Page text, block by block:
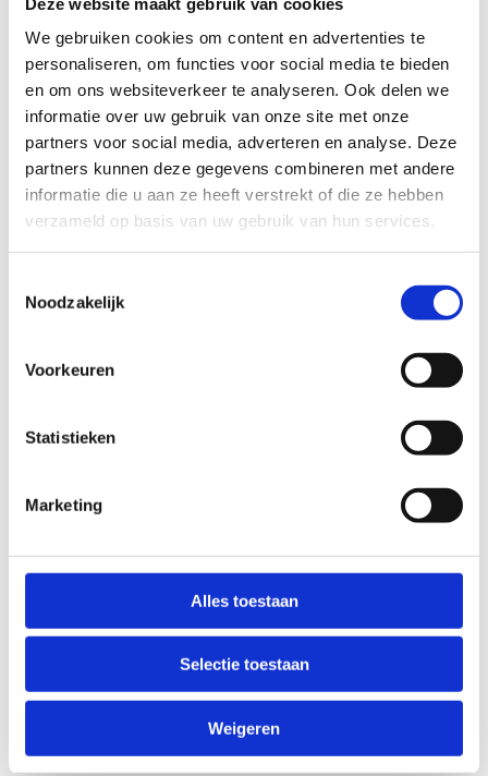
We gebruiken cookies om content en advertenties te
personaliseren, om functies voor social media te bieden
en om ons websiteverkeer te analyseren. Ook delen we
informatie over uw gebruik van onze site met onze
partners voor social media, adverteren en analyse. Deze
partners kunnen deze gegevens combineren met andere
informatie die u aan ze heeft verstrekt of die ze hebben
verzameld op basis van uw gebruik van hun services.
Noodzakelijk
Voorkeuren
Statistieken
Marketing
Alles toestaan
Selectie toestaan
Weigeren
TECHNISCHE MOEILIJKHEIDSGRAAD
makkelijk moeilijk
BEWEGWIJZERING
TIP:ontbrekende signalisatie kan je melden via het
Routemeldpunt
Droog
Beginner